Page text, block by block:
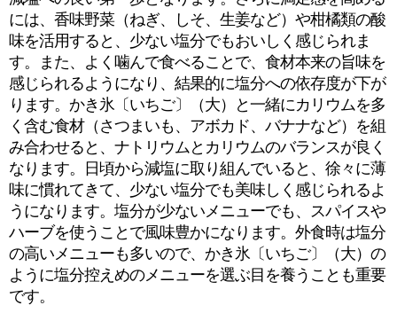
には、香味野菜（ねぎ、しそ、生姜など）や柑橘類の酸
味を活用すると、少ない塩分でもおいしく感じられま
す。また、よく噛んで食べることで、食材本来の旨味を
感じられるようになり、結果的に塩分への依存度が下が
ります。かき氷〔いちご〕（大）と一緒にカリウムを多
く含む食材（さつまいも、アボカド、バナナなど）を組
み合わせると、ナトリウムとカリウムのバランスが良く
なります。日頃から減塩に取り組んでいると、徐々に薄
味に慣れてきて、少ない塩分でも美味しく感じられるよ
うになります。塩分が少ないメニューでも、スパイスや
ハーブを使うことで風味豊かになります。外食時は塩分
の高いメニューも多いので、かき氷〔いちご〕（大）の
ように塩分控えめのメニューを選ぶ目を養うことも重要
です。